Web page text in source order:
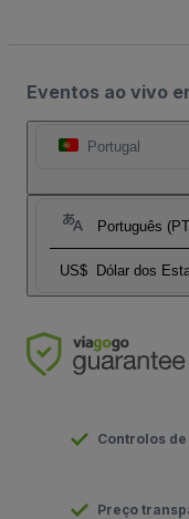
Eventos ao vivo
Portugal
Português
US$ Dólar dos
Controlos
Preço